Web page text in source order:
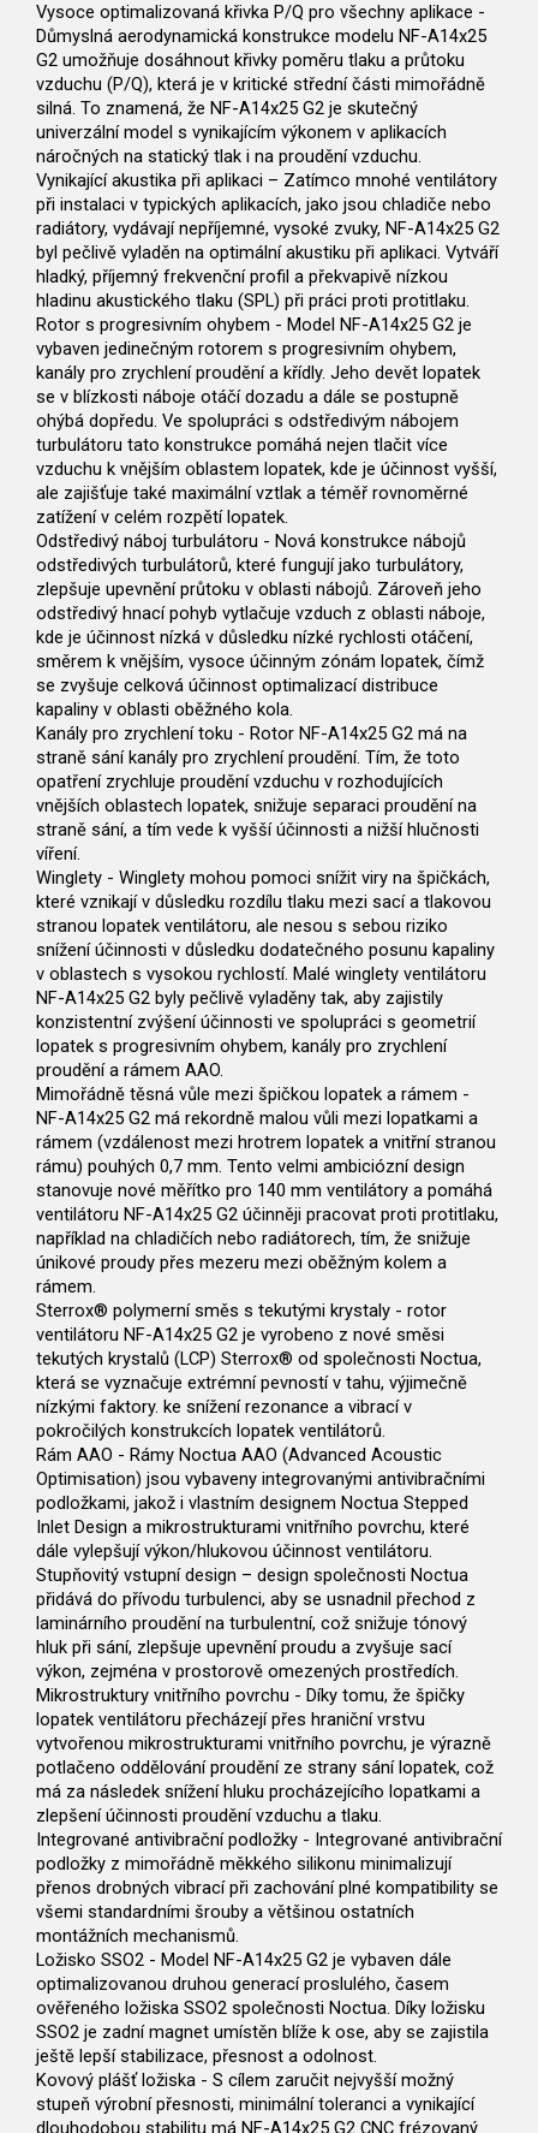
Vysoce optimalizovaná křivka P/Q pro všechny aplikace -
Důmyslná aerodynamická konstrukce modelu NF-A14x25
G2 umožňuje dosáhnout křivky poměru tlaku a průtoku
vzduchu (P/Q), která je v kritické střední části mimořádně
silná. To znamená, že NF-A14x25 G2 je skutečný
univerzální model s vynikajícím výkonem v aplikacích
náročných na statický tlak i na proudění vzduchu.
Vynikající akustika při aplikaci – Zatímco mnohé ventilátory
při instalaci v typických aplikacích, jako jsou chladiče nebo
radiátory, vydávají nepříjemné, vysoké zvuky, NF-A14x25 G2
byl pečlivě vyladěn na optimální akustiku při aplikaci. Vytváří
hladký, příjemný frekvenční profil a překvapivě nízkou
hladinu akustického tlaku (SPL) při práci proti protitlaku.
Rotor s progresivním ohybem - Model NF-A14x25 G2 je
vybaven jedinečným rotorem s progresivním ohybem,
kanály pro zrychlení proudění a křídly. Jeho devět lopatek
se v blízkosti náboje otáčí dozadu a dále se postupně
ohýbá dopředu. Ve spolupráci s odstředivým nábojem
turbulátoru tato konstrukce pomáhá nejen tlačit více
vzduchu k vnějším oblastem lopatek, kde je účinnost vyšší,
ale zajišťuje také maximální vztlak a téměř rovnoměrné
zatížení v celém rozpětí lopatek.
Odstředivý náboj turbulátoru - Nová konstrukce nábojů
odstředivých turbulátorů, které fungují jako turbulátory,
zlepšuje upevnění průtoku v oblasti nábojů. Zároveň jeho
odstředivý hnací pohyb vytlačuje vzduch z oblasti náboje,
kde je účinnost nízká v důsledku nízké rychlosti otáčení,
směrem k vnějším, vysoce účinným zónám lopatek, čímž
se zvyšuje celková účinnost optimalizací distribuce
kapaliny v oblasti oběžného kola.
Kanály pro zrychlení toku - Rotor NF-A14x25 G2 má na
straně sání kanály pro zrychlení proudění. Tím, že toto
opatření zrychluje proudění vzduchu v rozhodujících
vnějších oblastech lopatek, snižuje separaci proudění na
straně sání, a tím vede k vyšší účinnosti a nižší hlučnosti
víření.
Winglety - Winglety mohou pomoci snížit viry na špičkách,
které vznikají v důsledku rozdílu tlaku mezi sací a tlakovou
stranou lopatek ventilátoru, ale nesou s sebou riziko
snížení účinnosti v důsledku dodatečného posunu kapaliny
v oblastech s vysokou rychlostí. Malé winglety ventilátoru
NF-A14x25 G2 byly pečlivě vyladěny tak, aby zajistily
konzistentní zvýšení účinnosti ve spolupráci s geometrií
lopatek s progresivním ohybem, kanály pro zrychlení
proudění a rámem AAO.
Mimořádně těsná vůle mezi špičkou lopatek a rámem -
NF-A14x25 G2 má rekordně malou vůli mezi lopatkami a
rámem (vzdálenost mezi hrotrem lopatek a vnitřní stranou
rámu) pouhých 0,7 mm. Tento velmi ambiciózní design
stanovuje nové měřítko pro 140 mm ventilátory a pomáhá
ventilátoru NF-A14x25 G2 účinněji pracovat proti protitlaku,
například na chladičích nebo radiátorech, tím, že snižuje
únikové proudy přes mezeru mezi oběžným kolem a
rámem.
Sterrox® polymerní směs s tekutými krystaly - rotor
ventilátoru NF-A14x25 G2 je vyrobeno z nové směsi
tekutých krystalů (LCP) Sterrox® od společnosti Noctua,
která se vyznačuje extrémní pevností v tahu, výjimečně
nízkými faktory. ke snížení rezonance a vibrací v
pokročilých konstrukcích lopatek ventilátorů.
Rám AAO - Rámy Noctua AAO (Advanced Acoustic
Optimisation) jsou vybaveny integrovanými antivibračními
podložkami, jakož i vlastním designem Noctua Stepped
Inlet Design a mikrostrukturami vnitřního povrchu, které
dále vylepšují výkon/hlukovou účinnost ventilátoru.
Stupňovitý vstupní design – design společnosti Noctua
přidává do přívodu turbulenci, aby se usnadnil přechod z
laminárního proudění na turbulentní, což snižuje tónový
hluk při sání, zlepšuje upevnění proudu a zvyšuje sací
výkon, zejména v prostorově omezených prostředích.
Mikrostruktury vnitřního povrchu - Díky tomu, že špičky
lopatek ventilátoru přecházejí přes hraniční vrstvu
vytvořenou mikrostrukturami vnitřního povrchu, je výrazně
potlačeno oddělování proudění ze strany sání lopatek, což
má za následek snížení hluku procházejícího lopatkami a
zlepšení účinnosti proudění vzduchu a tlaku.
Integrované antivibrační podložky - Integrované antivibrační
podložky z mimořádně měkkého silikonu minimalizují
přenos drobných vibrací při zachování plné kompatibility se
všemi standardními šrouby a většinou ostatních
montážních mechanismů.
Ložisko SSO2 - Model NF-A14x25 G2 je vybaven dále
optimalizovanou druhou generací proslulého, časem
ověřeného ložiska SSO2 společnosti Noctua. Díky ložisku
SSO2 je zadní magnet umístěn blíže k ose, aby se zajistila
ještě lepší stabilizace, přesnost a odolnost.
Kovový plášť ložiska - S cílem zaručit nejvyšší možný
stupeň výrobní přesnosti, minimální toleranci a vynikající